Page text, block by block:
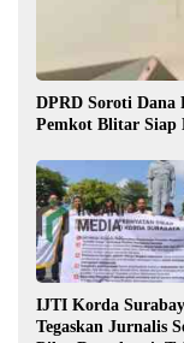
DPRD Soroti Dana
Pemkot Blitar Siap
IJTI Korda
Tegaskan Jurnalis